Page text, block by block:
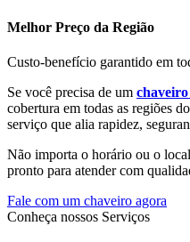
Melhor Preço da Região
Custo-benefício garantido em
Se você precisa de um
cobertura em todas as regiões
serviço que alia rapidez,
Não importa o horário ou o
pronto para atender com
Fale com um chaveiro agora
Conheça nossos Serviços